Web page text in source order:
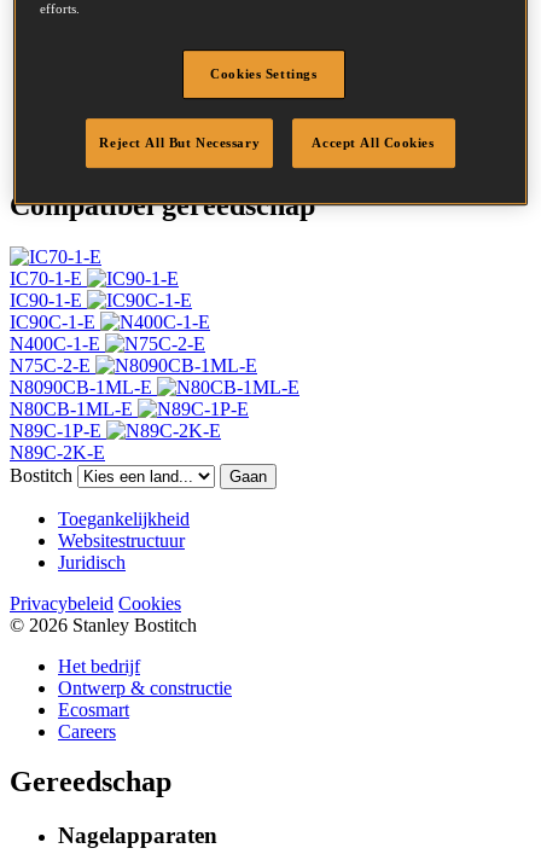
70 mm
Ring
Helder
Compatibel gereedschap
IC70-1-E
IC90-1-E
IC90C-1-E
N400C-1-E
N75C-2-E
N8090CB-1ML-E
N80CB-1ML-E
N89C-1P-E
N89C-2K-E
Bostitch
Gaan
Toegankelijkheid
Websitestructuur
Juridisch
Privacybeleid Cookies
© 2026 Stanley Bostitch
Het bedrijf
Ontwerp & constructie
Ecosmart
Careers
Gereedschap
Nagelapparaten
efforts.
Cookies Settings
Reject All But Necessary Accept All Cookies